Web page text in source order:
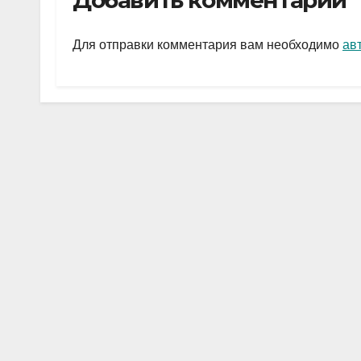
gr
a
s
A
p
а
в
ть
Для отправки комментария вам необходимо